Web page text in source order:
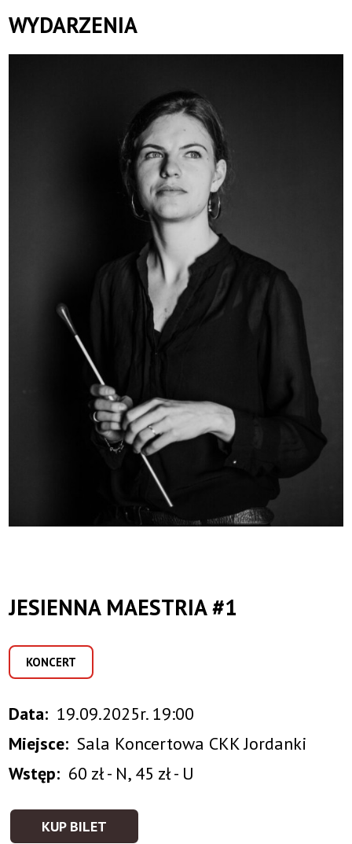
WYDARZENIA
JESIENNA MAESTRIA #1
KONCERT
Data
19.09.2025r. 19:00
Miejsce Sala Koncertowa CKK Jordanki
Wstęp
60 zł - N, 45 zł - U
KUP BILET